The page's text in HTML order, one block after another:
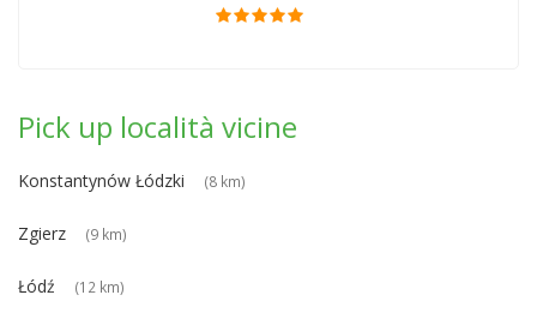
Pick up località vicine
Konstantynów Łódzki (8 km)
Zgierz (9 km)
Łódź (12 km)